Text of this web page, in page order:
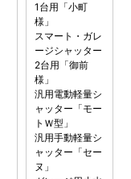
1台用「小町
様」
スマート・ガレ
ージシャッター
2台用「御前
様」
汎用電動軽量シ
ャッター「モー
トＷ型」
汎用手動軽量シ
ャッター「セー
ヌ」